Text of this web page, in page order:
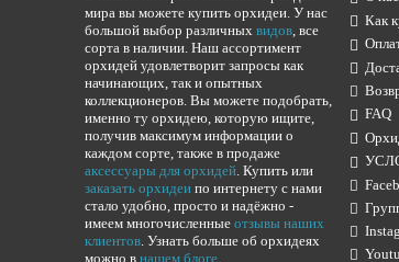
мира вы можете купить орхидеи. У нас
большой выбор различных видов, все
сорта в наличии. Наш ассортимент
орхидей удовлетворит запросы как
начинающих, так и опытных
коллекционеров. Вы можете подобрать,
именно ту орхидею, которую ищите,
получив максимум информации о
каждом сорте, также в продаже
аксессуары для орхидей. Купить или
заказать орхидеи по интернету с нами
стало удобно, просто и надёжно -
имеем многочисленные отзывы наших
клиентов. Узнать больше об орхидеях
можно в нашем блоге.
Как
FAQ